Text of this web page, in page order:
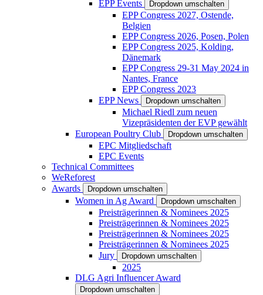
EPP Events
Dropdown umschalten
EPP Congress 2027, Ostende,
Belgien
EPP Congress 2026, Posen, Polen
EPP Congress 2025, Kolding,
Dänemark
EPP Congress 29-31 May 2024 in
Nantes, France
EPP Congress 2023
EPP News
Dropdown umschalten
Michael Riedl zum neuen
Vizepräsidenten der EVP gewählt
European Poultry Club
Dropdown umschalten
EPC Mitgliedschaft
EPC Events
Technical Committees
WeReforest
Awards
Dropdown umschalten
Women in Ag Award Dropdown umschalten
Preisträgerinnen & Nominees 2025
Preisträgerinnen & Nominees 2025
Preisträgerinnen & Nominees 2025
Preisträgerinnen & Nominees 2025
Jury
Dropdown umschalten
2025
DLG Agri Influencer Award
Dropdown umschalten